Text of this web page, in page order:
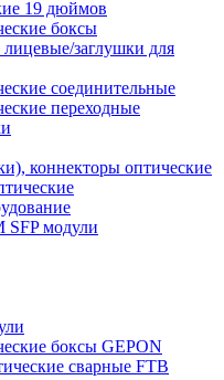
19 дюймов
боксы
заглушки для
соединительные
переходные
коннекторы оптические
модули
боксы GEPON
сварные FTB